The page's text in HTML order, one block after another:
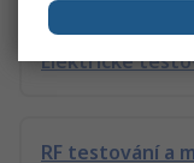
Elektrické
RF testování a